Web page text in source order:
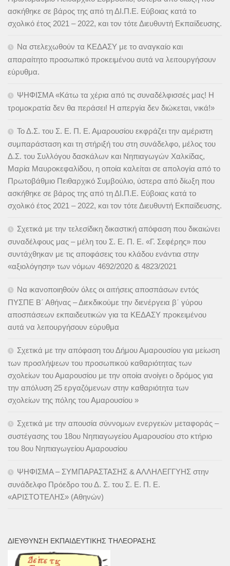
ασκήθηκε σε βάρος της από τη ΔΙ.Π.Ε. Εύβοιας κατά το
σχολικό έτος 2021 – 2022, και τον τότε Διευθυντή Εκπαίδευσης.
Να στελεχωθούν τα ΚΕΔΑΣΥ με το αναγκαίο και
απαραίτητο προσωπικό προκειμένου αυτά να λειτουργήσουν
εύρυθμα.
ΨΗΦΙΣΜΑ «Κάτω τα χέρια από τις συναδέλφισσές μας! Η
τρομοκρατία δεν θα περάσει! Η απεργία δεν διώκεται, νικά!»
Το Δ.Σ. του Σ. Ε. Π. Ε. Αμαρουσίου εκφράζει την αμέριστη
συμπαράσταση και τη στήριξή του στη συνάδελφο, μέλος του
Δ.Σ. του Συλλόγου δασκάλων και Νηπιαγωγών Χαλκίδας,
Μαρία Μαυροκεφαλίδου, η οποία καλείται σε απολογία από το
Πρωτοβάθμιο Πειθαρχικό Συμβούλιο, ύστερα από δίωξη που
ασκήθηκε σε βάρος της από τη ΔΙ.Π.Ε. Εύβοιας κατά το
σχολικό έτος 2021 – 2022, και τον τότε Διευθυντή Εκπαίδευσης.
Σχετικά με την τελεσίδικη δικαστική απόφαση που δικαιώνει
συναδέλφους μας – μέλη του Σ. Ε. Π. Ε. «Γ. Σεφέρης» που
συντάχθηκαν με τις αποφάσεις του κλάδου ενάντια στην
«αξιολόγηση» των νόμων 4692/2020 & 4823/2021
Να ικανοποιηθούν όλες οι αιτήσεις αποσπάσων εντός
ΠΥΣΠΕ Β΄ Αθήνας – Διεκδικούμε την διενέργεια β΄ γύρου
αποσπάσεων εκπαιδευτικών για τα ΚΕΔΑΣΥ προκειμένου
αυτά να λειτουργήσουν εύρυθμα
Σχετικά με την απόφαση του Δήμου Αμαρουσίου για μείωση
των προσλήψεων του προσωπικού καθαριότητας των
σχολείων του Αμαρουσίου με την οποία ανοίγει ο δρόμος για
την απόλυση 25 εργαζόμενων στην καθαριότητα των
σχολείων της πόλης του Αμαρουσίου »
Σχετικά με την απουσία σύννομων ενεργειών μεταφοράς –
συστέγασης του 18ου Νηπιαγωγείου Αμαρουσίου στο κτήριο
του 8ου Νηπιαγωγείου Αμαρουσίου
ΨΗΦΙΣΜΑ – ΣΥΜΠΑΡΑΣΤΑΣΗΣ & ΑΛΛΗΛΕΓΓΥΗΣ στην
συνάδελφο Πρόεδρο του Δ. Σ. του Σ. Ε. Π. Ε.
«ΑΡΙΣΤΟΤΕΛΗΣ» (Αθηνών)
ΔΙΕΎΘΥΝΣΗ ΕΚΠΑΙΔΕΥΤΙΚΉΣ ΤΗΛΕΌΡΑΣΗΣ